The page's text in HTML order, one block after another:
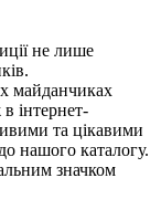
не лише
майданчиках
інтернет-
та цікавими
нашого каталогу.
значком